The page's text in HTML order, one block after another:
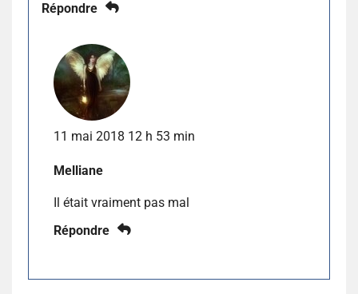
Répondre
11 mai 2018 12 h 53 min
Melliane
Il était vraiment pas mal
Répondre